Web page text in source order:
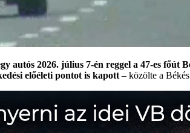
autós 2026. július 7-én reggel a 47-es
előéleti pontot is kapott – közölte a